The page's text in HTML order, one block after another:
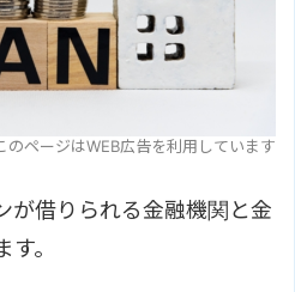
のページはWEB広告を利用しています
が借りられる金融機関と金
。